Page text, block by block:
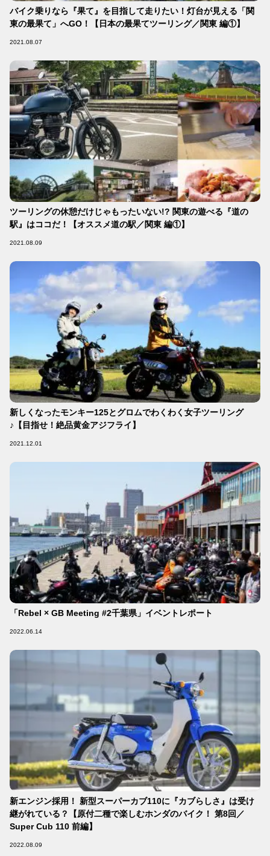
バイク乗りなら『果て』を目指して走りたい！灯台が見える「関
東の最果て」へGO！【日本の最果てツーリング／関東 編①】
2021.08.07
ツーリングの休憩だけじゃもったいない!? 関東の遊べる『道の
駅』はココだ！【オススメ道の駅／関東 編①】
2021.08.09
新しくなったモンキー125とグロムでわくわく女子ツーリング
♪【目指せ！絶品黄金アジフライ】
2021.12.01
「Rebel × GB Meeting #2千葉県」イベントレポート
2022.06.14
新エンジン採用！ 新型スーパーカブ110に『カブらしさ』は受け
継がれている？【原付二種で楽しむホンダのバイク！ 第8回／
Super Cub 110 前編】
2022.08.09